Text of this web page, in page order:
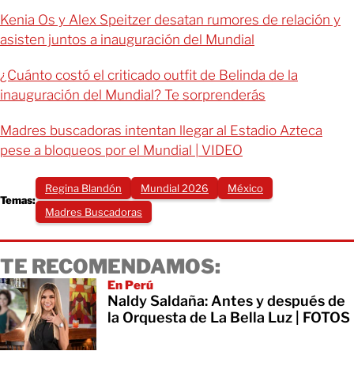
Kenia Os y Alex Speitzer desatan rumores de relación y
asisten juntos a inauguración del Mundial
¿Cuánto costó el criticado outfit de Belinda de la
inauguración del Mundial? Te sorprenderás
Madres buscadoras intentan llegar al Estadio Azteca
pese a bloqueos por el Mundial | VIDEO
Temas:
Regina Blandón Mundial 2026
México
Madres Buscadoras
TE RECOMENDAMOS:
En Perú
Naldy Saldaña: Antes y después de
la Orquesta de La Bella Luz | FOTOS